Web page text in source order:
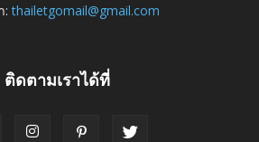
:thailetgomail@gmail.com
ติดตามเราได้ที่